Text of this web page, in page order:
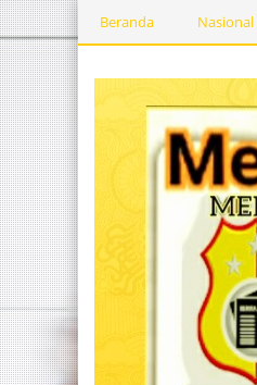
Beranda Nasional